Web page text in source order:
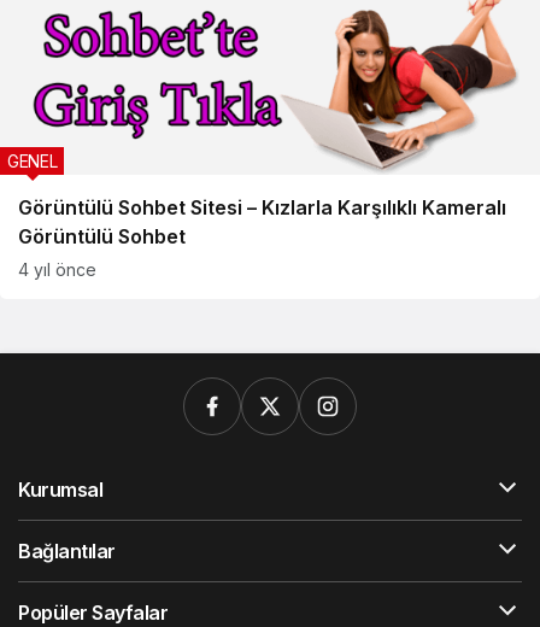
Görüntülü Sohbet Sitesi – Kızlarla Karşılıklı Kameralı
Görüntülü Sohbet
GENEL
4 yıl önce
Kurumsal
Bağlantılar
Popüler Sayfalar